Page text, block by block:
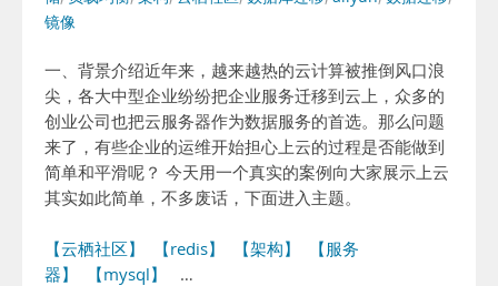
镜像
一、背景介绍近年来，越来越热的云计算被推倒风口浪
尖，各大中型企业纷纷把企业服务迁移到云上，众多的
创业公司也把云服务器作为数据服务的首选。那么问题
来了，有些企业的运维开始担心上云的过程是否能做到
简单和平滑呢？ 今天用一个真实的案例向大家展示上云
其实如此简单，不多废话，下面进入主题。
【云栖社区】 【redis】 【架构】
【服务
器】
【mysql】
…